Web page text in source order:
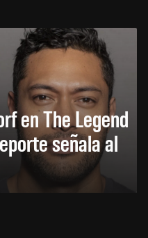
en The Legend
señala al